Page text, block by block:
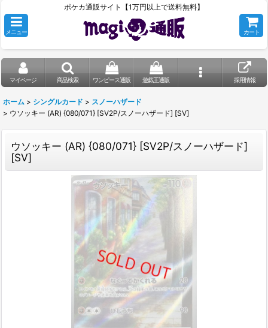
ポケカ通販サイト【1万円以上で送料無料】
メニュー カート
マイページ 商品検索 ワンピース通販 遊戯王通販 採用情報
ホーム > シングルカード > スノーハザード
> ウソッキー (AR) {080/071} [SV2P/スノーハザード] [SV]
ウソッキー (AR) {080/071} [SV2P/スノーハザード]
[SV]